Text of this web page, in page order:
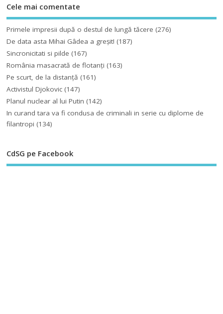
Cele mai comentate
Primele impresii după o destul de lungă tăcere (276)
De data asta Mihai Gâdea a greşit! (187)
Sincronicitati si pilde (167)
România masacrată de flotanţi (163)
Pe scurt, de la distanță (161)
Activistul Djokovic (147)
Planul nuclear al lui Putin (142)
In curand tara va fi condusa de criminali in serie cu diplome de
filantropi (134)
CdSG pe Facebook